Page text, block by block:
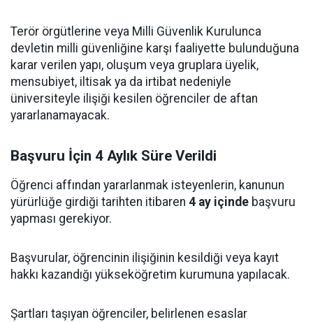
Terör örgütlerine veya Milli Güvenlik Kurulunca
devletin milli güvenliğine karşı faaliyette bulunduğuna
karar verilen yapı, oluşum veya gruplara üyelik,
mensubiyet, iltisak ya da irtibat nedeniyle
üniversiteyle ilişiği kesilen öğrenciler de aftan
yararlanamayacak.
Başvuru İçin 4 Aylık Süre Verildi
Öğrenci affından yararlanmak isteyenlerin, kanunun
yürürlüğe girdiği tarihten itibaren 4 ay içinde başvuru
yapması gerekiyor.
Başvurular, öğrencinin ilişiğinin kesildiği veya kayıt
hakkı kazandığı yükseköğretim kurumuna yapılacak.
Şartları taşıyan öğrenciler, belirlenen esaslar